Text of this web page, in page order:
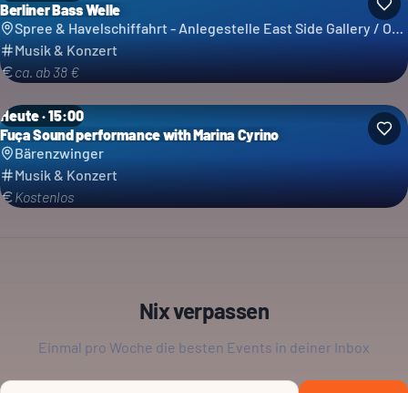
Berliner Bass Welle
Spree & Havelschiffahrt - Anlegestelle East Side Gallery / Ostbahnhof - Reederei Grimm & Lindecke GbR
Musik & Konzert
ca. ab 38 €
Heute · 15:00
Fuça Sound performance with Marina Cyrino
Bärenzwinger
Musik & Konzert
Kostenlos
Nix verpassen
Einmal pro Woche die besten Events in deiner Inbox